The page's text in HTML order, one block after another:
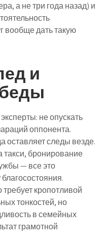
а не три года назад) и
вообще дать такую
и
не опускать
оппонента.
следы везде.
такси, бронирование
— все это
кропотливой
тонкостей, но
в семейных
грамотной